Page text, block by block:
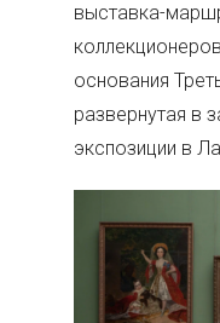
выставка-
основания
развернутая в
экспозиции в